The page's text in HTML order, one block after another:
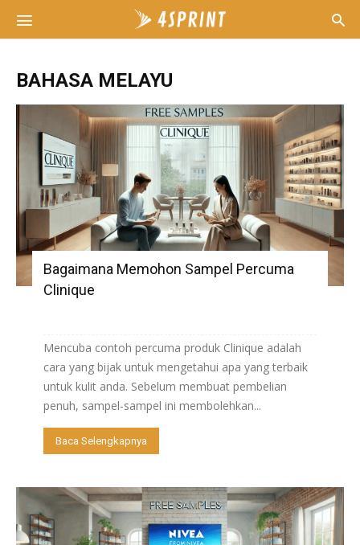
BAHASA MELAYU
Bagaimana Memohon Sampel Percuma
Clinique
Mencuba contoh percuma produk Clinique adalah
cara yang bijak untuk mengetahui apa yang terbaik
untuk kulit anda. Sebelum membuat pembelian
penuh, sampel-sampel ini membolehkan...
Baca Selengkapnya